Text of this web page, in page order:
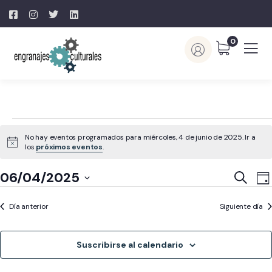
0
Aviso
No hay eventos programados para miércoles, 4 de junio de 2025. Ir a
los próximos eventos.
de
y
de
BuscarDía
06/04/2025
la
fecha.
Día anterior Siguiente día
Suscribirse al calendario